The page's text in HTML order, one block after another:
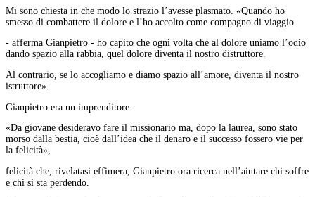
Mi sono chiesta in che modo lo strazio l’avesse plasmato. «Quando ho
smesso di combattere il dolore e l’ho accolto come compagno di viaggio
- afferma Gianpietro - ho capito che ogni volta che al dolore uniamo l’odio
dando spazio alla rabbia, quel dolore diventa il nostro distruttore.
Al contrario, se lo accogliamo e diamo spazio all’amore, diventa il nostro
istruttore».
Gianpietro era un imprenditore.
«Da giovane desideravo fare il missionario ma, dopo la laurea, sono stato
morso dalla bestia, cioè dall’idea che il denaro e il successo fossero vie per
la felicità»,
felicità che, rivelatasi effimera, Gianpietro ora ricerca nell’aiutare chi soffre
e chi si sta perdendo.